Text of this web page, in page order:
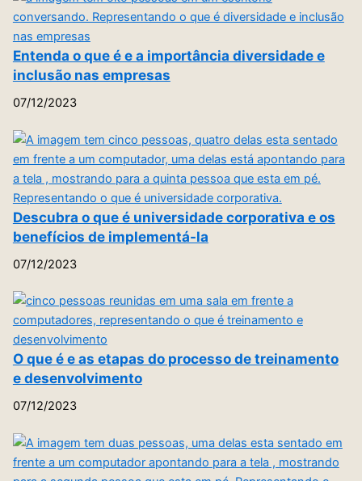
Entenda o que é e a importância diversidade e
inclusão nas empresas
07/12/2023
Descubra o que é universidade corporativa e os
benefícios de implementá-la
07/12/2023
O que é e as etapas do processo de treinamento
e desenvolvimento
07/12/2023